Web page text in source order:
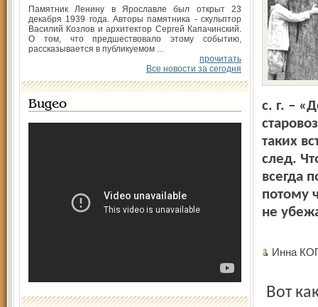
Памятник Ленину в Ярославле был открыт 23
декабря 1939 года. Авторы памятника - скульптор
Василий Козлов и архитектор Сергей Капачинский.
О том, что предшествовало этому событию,
рассказывается в публикуемом ...
прочитать
Все новости за сегодня
Видео
с. г. –
таких
след.
всегда
потому
не
Инна
Вот какая история случилась нынешним летом в